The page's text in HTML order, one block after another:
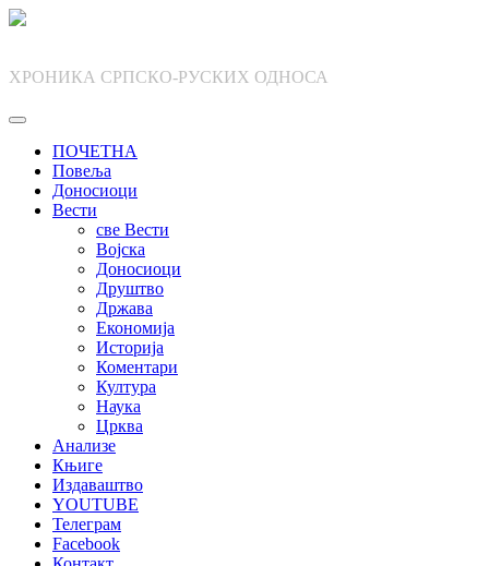
Skip
ХРОНИКА СРПСКО-РУСКИХ ОДНОСА
ПОЧЕТНА
Повеља
Доносиоци
Вести
све Вести
Војска
Доносиоци
Друштво
Држава
Економија
Историја
Коментари
Култура
Наука
Црква
Анализе
Књиге
Издаваштво
YOUTUBE
Телеграм
Facebook